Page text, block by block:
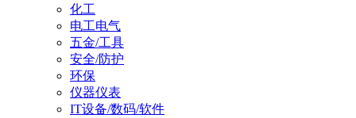
化工
电工电气
五金/工具
安全/防护
环保
仪器仪表
IT设备/数码/软件